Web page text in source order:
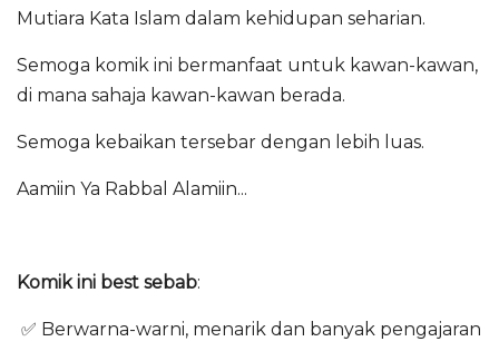
Mutiara Kata Islam dalam kehidupan seharian.
Semoga komik ini bermanfaat untuk kawan-kawan,
di mana sahaja kawan-kawan berada.
Semoga kebaikan tersebar dengan lebih luas.
Aamiin Ya Rabbal Alamiin...
Komik ini best sebab:
✅ Berwarna-warni, menarik dan banyak pengajaran